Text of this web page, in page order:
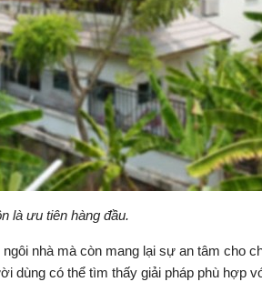
là ưu tiên hàng đầu.
nhà mà còn mang lại sự an tâm cho
dùng có thể tìm thấy giải pháp phù hợp